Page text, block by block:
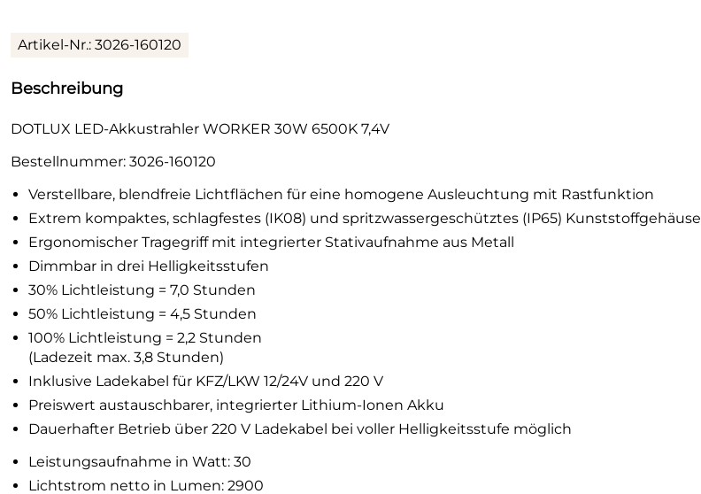
Artikel-Nr.: 3026-160120
Beschreibung
DOTLUX LED-Akkustrahler WORKER 30W 6500K 7,4V
Bestellnummer: 3026-160120
Verstellbare, blendfreie Lichtflächen für eine homogene Ausleuchtung mit Rastfunktion
Extrem kompaktes, schlagfestes (IK08) und spritzwassergeschütztes (IP65) Kunststoffgehäuse
Ergonomischer Tragegriff mit integrierter Stativaufnahme aus Metall
Dimmbar in drei Helligkeitsstufen
30% Lichtleistung = 7,0 Stunden
50% Lichtleistung = 4,5 Stunden
100% Lichtleistung = 2,2 Stunden
(Ladezeit max. 3,8 Stunden)
Inklusive Ladekabel für KFZ/LKW 12/24V und 220 V
Preiswert austauschbarer, integrierter Lithium-Ionen Akku
Dauerhafter Betrieb über 220 V Ladekabel bei voller Helligkeitsstufe möglich
Leistungsaufnahme in Watt: 30
Lichtstrom netto in Lumen: 2900